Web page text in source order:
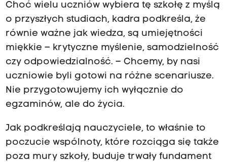
Choć wielu uczniów wybiera tę szkołę z myślą
o przyszłych studiach, kadra podkreśla, że
równie ważne jak wiedza, są umiejętności
miękkie – krytyczne myślenie, samodzielność
czy odpowiedzialność. – Chcemy, by nasi
uczniowie byli gotowi na różne scenariusze.
Nie przygotowujemy ich wyłącznie do
egzaminów, ale do życia.
Jak podkreślają nauczyciele, to właśnie to
poczucie wspólnoty, które rozciąga się także
poza mury szkoły, buduje trwały fundament